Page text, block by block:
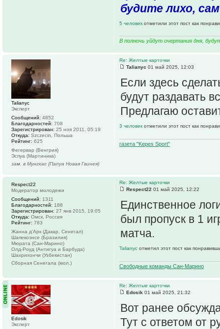
будите лихо,
5 человек отметили этот пост как
В полночь уйдут очертания дня,
Re: Желтые карточки
Talianyc 01 май 2025, 12:03
Если здесь
будут раздавать
Предлагаю
3 человек отметили этот пост как
газета "Kepes Sport"
Talianyc
Эксперт
Сообщений: 4852
Благодарностей: 708
Зарегистрирован: 25 ноя 2011, 05:19
Откуда: Szczecin, Польша
Рейтинг: 625
Фегервар (Венгрия)
Эспуа (Мартиника)
зам. в Мунгкас (Папуа Новая Гвинея)
Re: Желтые карточки
Respect22 01 май 2025, 12:22
Единственное
был пропуск в 1
матча.
Talianyc отметил этот пост как
Свободные команды Сан-Марино
Respect22
Модератор молодежи
Сообщений: 1311
Благодарностей: 188
Зарегистрирован: 27 янв 2015, 19:05
Откуда: Омск, Россия
Рейтинг: 783
Жанна д'Арк (Дакар, Сенегал)
Шапекоэнсе (Бразилия)
Мюрата (Сан-Марино)
Олд-Роуд (Антигуа и Барбуда)
Шахрихончи (Узбекистан)
Сборная Сенегала (мол.)
Re: Желтые карточки
Edosik 01 май 2025, 21:32
Вот ранее
Тут с ответом от
Edosik
Эксперт